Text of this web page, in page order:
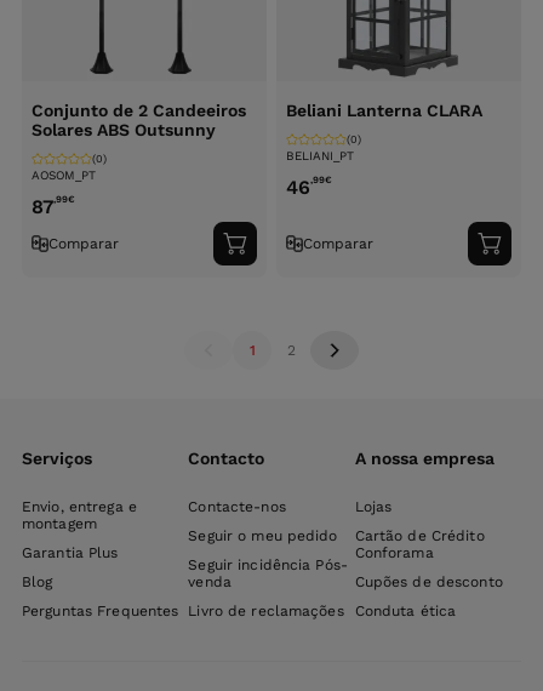
Conjunto de 2 Candeeiros
Solares ABS Outsunny
AOSOM_PT
(0)
87,99€
Comparar
Adicionar
ao
Beliani Lanterna CLARA
BELIANI_PT
(0)
46,99€
Comparar
ao
1 2
Serviços
Envio, entrega e
montagem
Garantia Plus
Blog
Perguntas Frequentes
Contacto
Contacte-nos
Seguir o meu pedido
Seguir incidência Pós-
venda
Livro de reclamações
A nossa empresa
Lojas
Cartão de Crédito
Conforama
Cupões de desconto
Conduta ética